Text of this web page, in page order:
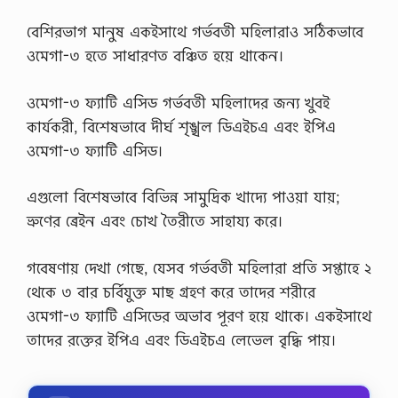
বেশিরভাগ মানুষ একইসাথে গর্ভবতী মহিলারাও সঠিকভাবে
ওমেগা-৩ হতে সাধারণত বঞ্চিত হয়ে থাকেন।
ওমেগা-৩ ফ্যাটি এসিড গর্ভবতী মহিলাদের জন্য খুবই
কার্যকরী, বিশেষভাবে দীর্ঘ শৃঙ্খল ডিএইচএ এবং ইপিএ
ওমেগা-৩ ফ্যাটি এসিড।
এগুলো বিশেষভাবে বিভিন্ন সামুদ্রিক খাদ্যে পাওয়া যায়;
ভ্রুণের ব্রেইন এবং চোখ তৈরীতে সাহায্য করে।
গবেষণায় দেখা গেছে, যেসব গর্ভবতী মহিলারা প্রতি সপ্তাহে ২
থেকে ৩ বার চর্বিযুক্ত মাছ গ্রহণ করে তাদের শরীরে
ওমেগা-৩ ফ্যাটি এসিডের অভাব পূরণ হয়ে থাকে। একইসাথে
তাদের রক্তের ইপিএ এবং ডিএইচএ লেভেল বৃদ্ধি পায়।